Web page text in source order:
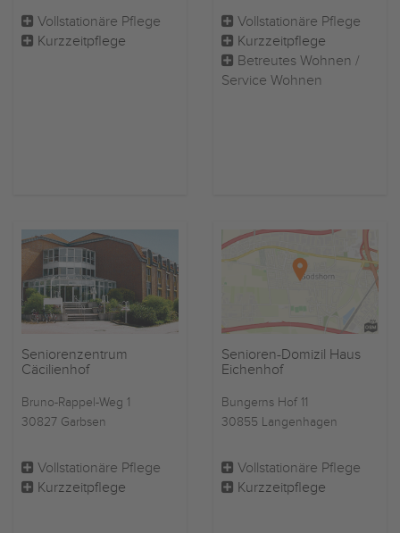
Vollstationäre Pflege
Kurzzeitpflege
Vollstationäre Pflege
Kurzzeitpflege
Betreutes Wohnen /
Service Wohnen
Seniorenzentrum
Cäcilienhof
Bruno-Rappel-Weg 1
30827 Garbsen
Vollstationäre Pflege
Kurzzeitpflege
Senioren-Domizil Haus
Eichenhof
Bungerns Hof 11
30855 Langenhagen
Vollstationäre Pflege
Kurzzeitpflege